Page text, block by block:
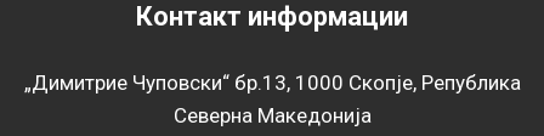
Контакт информации
„Димитрие Чуповски“ бр.13, 1000 Скопје, Република
Северна Македонија